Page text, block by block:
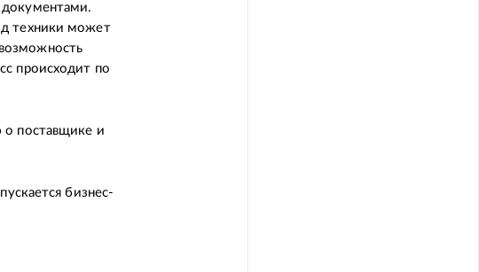
техники может
происходит по
поставщике и
бизнес-